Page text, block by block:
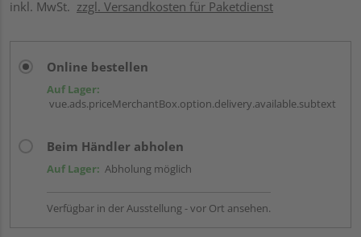
inkl. MwSt. zzgl. Versandkosten für Paketdienst
Online bestellen
Auf Lager:
vue.ads.priceMerchantBox.option.delivery.available.subtext
Beim Händler abholen
Auf Lager: Abholung möglich
Verfügbar in der Ausstellung - vor Ort ansehen.